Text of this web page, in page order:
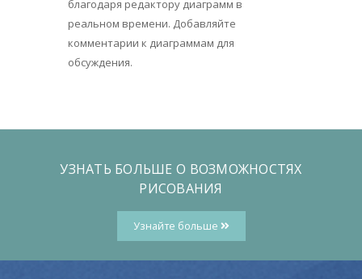
благодаря редактору диаграмм в
реальном времени. Добавляйте
комментарии к диаграммам для
обсуждения.
УЗНАТЬ БОЛЬШЕ О ВОЗМОЖНОСТЯХ
РИСОВАНИЯ
Узнайте больше